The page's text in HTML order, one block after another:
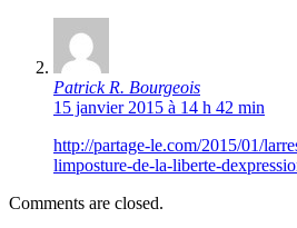
Patrick R. Bourgeois
15 janvier 2015 à 14 h 42 min
http://partage-le.com/2015/01/
limposture-de-la-liberte-
Comments are closed.